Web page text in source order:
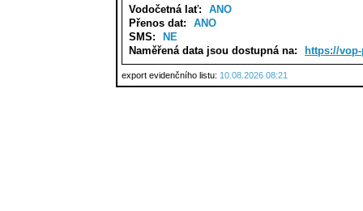
Vodočetná lať:
ANO
Přenos dat:
ANO
SMS:
NE
Naměřená data jsou dostupná na:
https://
export evidenčního listu: 10.08.2026 08:21